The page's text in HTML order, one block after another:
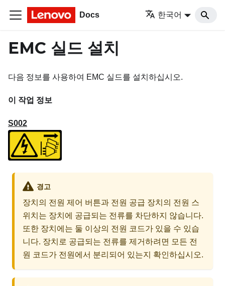
Docs 한국어
EMC 실드 설치
다음 정보를 사용하여 EMC 실드를 설치하십시오.
이 작업 정보
S002
경고
장치의 전원 제어 버튼과 전원 공급 장치의 전원 스
위치는 장치에 공급되는 전류를 차단하지 않습니다.
또한 장치에는 둘 이상의 전원 코드가 있을 수 있습
니다. 장치로 공급되는 전류를 제거하려면 모든 전
원 코드가 전원에서 분리되어 있는지 확인하십시오.